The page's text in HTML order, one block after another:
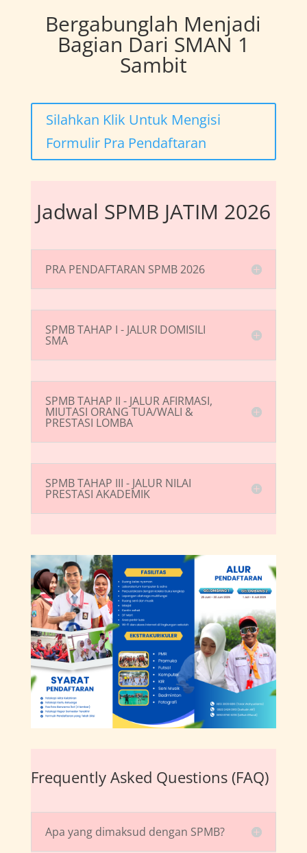
Bergabunglah Menjadi
Bagian Dari SMAN 1
Sambit
Silahkan Klik Untuk Mengisi
Formulir Pra Pendaftaran
Jadwal SPMB JATIM 2026
PRA PENDAFTARAN SPMB 2026
SPMB TAHAP I - JALUR DOMISILI
SMA
SPMB TAHAP II - JALUR AFIRMASI,
MIUTASI ORANG TUA/WALI &
PRESTASI LOMBA
SPMB TAHAP III - JALUR NILAI
PRESTASI AKADEMIK
Frequently Asked Questions (FAQ)
Apa yang dimaksud dengan SPMB?